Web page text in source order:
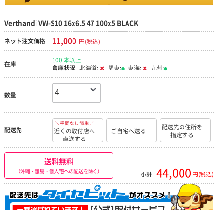
Verthandi VW-S10 16x6.5 47 100x5 BLACK
ネット注文価格 11,000 円(税込)
在庫
100 本以上
倉庫状況 北海道: 関東: 東海: 九州:
数量
配送先
＼手間なし簡単／
近くの取付店へ
直送する
ご自宅へ送る
配送先の住所を
指定する
送料無料
（沖縄・離島・個人宅への配送を除く） 小計 44,000 円(税込)